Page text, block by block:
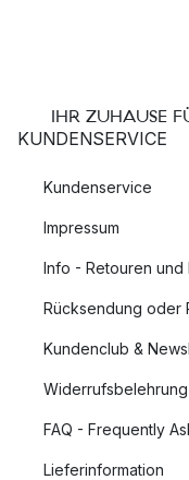
IHR ZUHAUSE
KUNDENSERVICE
Kundenservice
Impressum
Info - Retouren und
Rücksendung oder
Kundenclub &
Widerrufsbelehrung
FAQ - Frequently
Lieferinformation